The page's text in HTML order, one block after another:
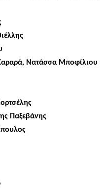
Νατάσσα Μποφίλιου
Παξεβάνης